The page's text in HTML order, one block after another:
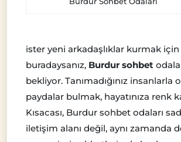
ister yeni arkadaşlıklar kurmak için
buradaysanız, Burdur sohbet
bekliyor. Tanımadığınız insanlarla
paydalar bulmak, hayatınıza renk
Kısacası, Burdur sohbet odaları
iletişim alanı değil, aynı zamanda